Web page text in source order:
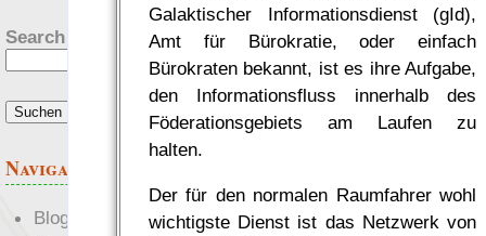
Galaktischer Informationsdienst (gId),
Amt für Bürokratie, oder einfach
Bürokraten bekannt, ist es ihre Aufgabe,
den Informationsfluss innerhalb des
Föderationsgebiets am Laufen zu
halten.
Der für den normalen Raumfahrer wohl
wichtigste Dienst ist das Netzwerk von
Search this site:
Navigation
Blogs